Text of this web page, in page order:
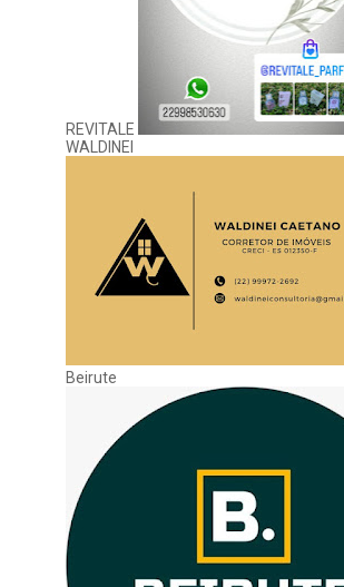
REVITALE
WALDINEI
Beirute